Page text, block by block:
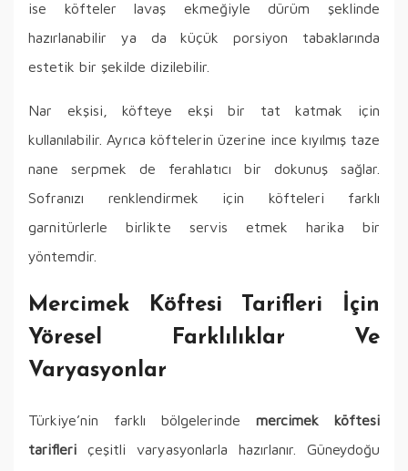
ise köfteler lavaş ekmeğiyle dürüm şeklinde
hazırlanabilir ya da küçük porsiyon tabaklarında
estetik bir şekilde dizilebilir.
Nar ekşisi, köfteye ekşi bir tat katmak için
kullanılabilir. Ayrıca köftelerin üzerine ince kıyılmış taze
nane serpmek de ferahlatıcı bir dokunuş sağlar.
Sofranızı renklendirmek için köfteleri farklı
garnitürlerle birlikte servis etmek harika bir
yöntemdir.
Mercimek Köftesi Tarifleri İçin
Yöresel Farklılıklar Ve
Varyasyonlar
Türkiye’nin farklı bölgelerinde mercimek köftesi
tarifleri çeşitli varyasyonlarla hazırlanır. Güneydoğu